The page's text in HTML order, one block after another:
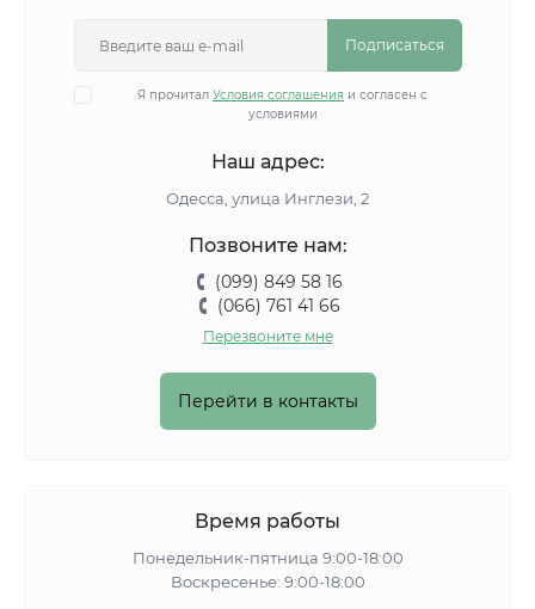
Подписаться
Я прочитал Условия соглашения и согласен с
условиями
Наш адрес:
Одесса, улица Инглези, 2
Позвоните нам:
(099) 849 58 16
(066) 761 41 66
Перезвоните мне
Перейти в контакты
Время работы
Понедельник-пятница 9:00-18:00
Воскресенье: 9:00-18:00